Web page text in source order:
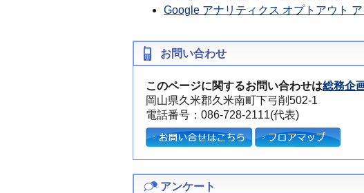
Google アナリティクス オプトアウト
お問い合わせ
このページに関するお問い合わせは総務企
岡山県久米郡久米南町下弓削502-1
電話番号：086-728-2111(代表)
アンケート